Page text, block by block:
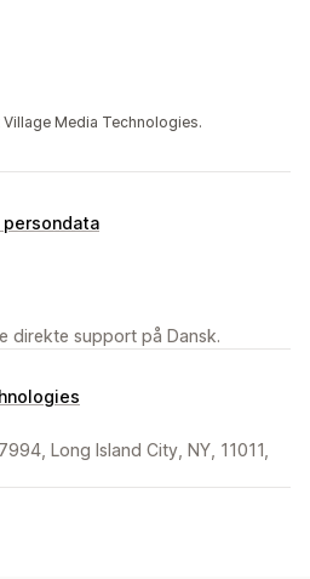
Media Technologies.
direkte support på Dansk.
Long Island City, NY, 11011,